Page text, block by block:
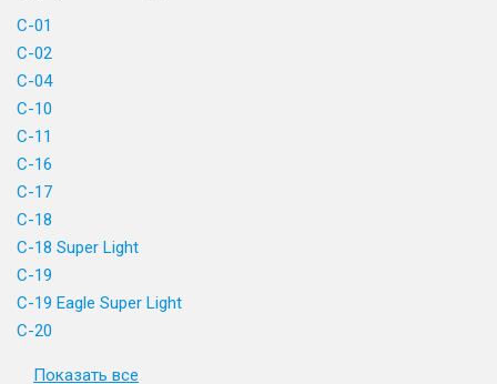
C-01
C-02
C-04
C-10
C-11
C-16
C-17
C-18
C-18 Super Light
C-19
C-19 Eagle Super Light
C-20
Показать все